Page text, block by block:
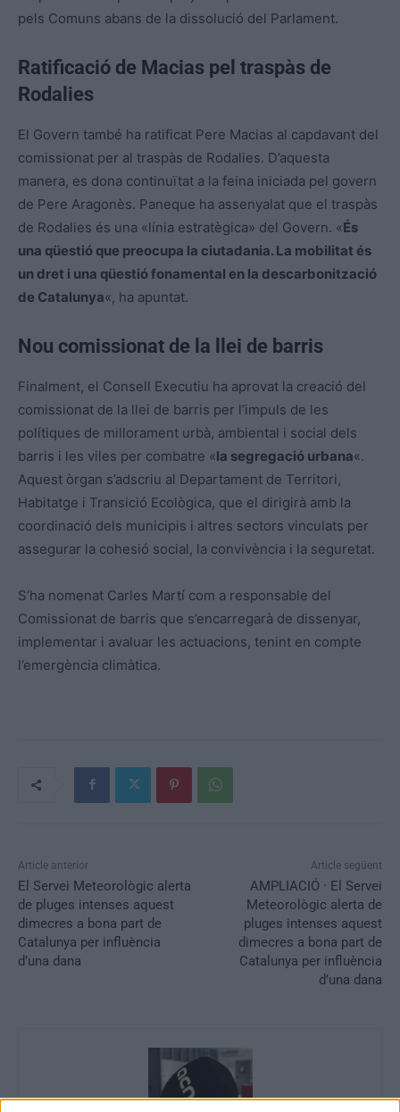
pels Comuns abans de la dissolució del Parlament.
Ratificació de Macias pel traspàs de
Rodalies
El Govern també ha ratificat Pere Macias al capdavant del
comissionat per al traspàs de Rodalies. D’aquesta
manera, es dona continuïtat a la feina iniciada pel govern
de Pere Aragonès. Paneque ha assenyalat que el traspàs
de Rodalies és una «línia estratègica» del Govern. «És
una qüestió que preocupa la ciutadania. La mobilitat és
un dret i una qüestió fonamental en la descarbonització
de Catalunya«, ha apuntat.
Nou comissionat de la llei de barris
Finalment, el Consell Executiu ha aprovat la creació del
comissionat de la llei de barris per l’impuls de les
polítiques de millorament urbà, ambiental i social dels
barris i les viles per combatre «la segregació urbana«.
Aquest òrgan s’adscriu al Departament de Territori,
Habitatge i Transició Ecològica, que el dirigirà amb la
coordinació dels municipis i altres sectors vinculats per
assegurar la cohesió social, la convivència i la seguretat.
S’ha nomenat Carles Martí com a responsable del
Comissionat de barris que s’encarregarà de dissenyar,
implementar i avaluar les actuacions, tenint en compte
l’emergència climàtica.
Article anterior
El Servei Meteorològic alerta
de pluges intenses aquest
dimecres a bona part de
Catalunya per influència
d’una dana
Article següent
AMPLIACIÓ · El Servei
Meteorològic alerta de
pluges intenses aquest
dimecres a bona part de
Catalunya per influència
d’una dana